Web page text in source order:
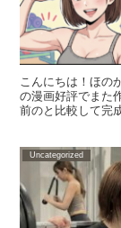
こんにちは！ほの
の漫画好評でまた
前のと比較して完
Uncategorized